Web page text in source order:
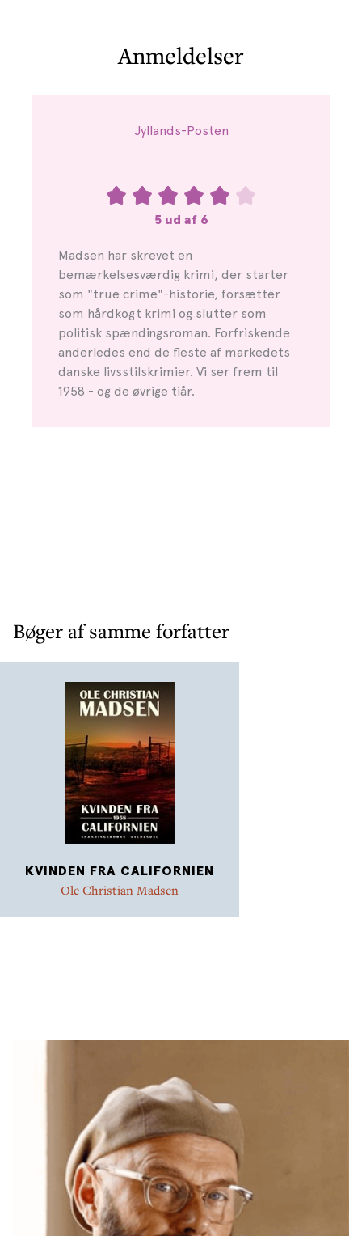
Anmeldelser
Jyllands-Posten
5 ud af 6
Madsen har skrevet en
bemærkelsesværdig krimi, der starter
som "true crime"-historie, forsætter
som hårdkogt krimi og slutter som
politisk spændingsroman. Forfriskende
anderledes end de fleste af markedets
danske livsstilskrimier. Vi ser frem til
1958 - og de øvrige tiår.
Bøger af samme forfatter
KVINDEN FRA CALIFORNIEN
Ole Christian Madsen